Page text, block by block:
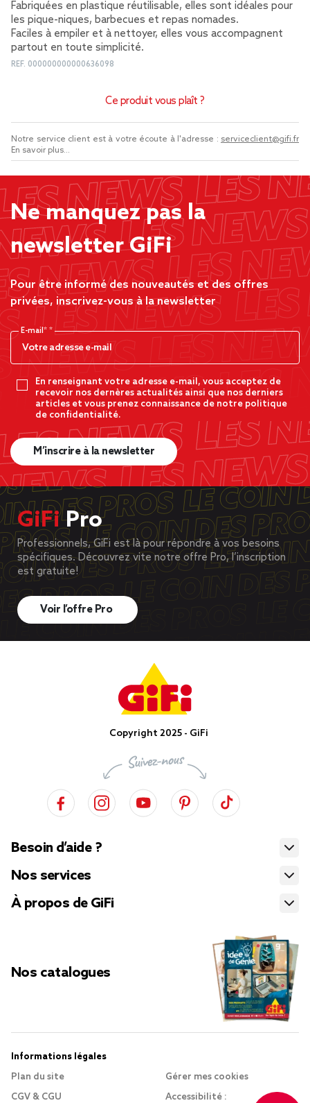
Fabriquées en plastique réutilisable, elles sont idéales pour
les pique-niques, barbecues et repas nomades.
Faciles à empiler et à nettoyer, elles vous accompagnent
partout en toute simplicité.
REF. 000000000000636098
Ce produit vous plaît ?
Notre service client est à votre écoute à l'adresse : serviceclient@gifi.fr
En savoir plus...
Ne manquez pas la
newsletter GiFi
Pour être informé des nouveautés et des offres
privées, inscrivez-vous à la newsletter
E-mail*
En renseignant votre adresse e-mail, vous acceptez de
recevoir nos dernères actualités ainsi que nos derniers
articles et vous prenez connaissance de notre politique
de confidentialité.
M’inscrire à la newsletter
GiFiPro
Professionnels, GiFi est là pour répondre à vos besoins
spécifiques. Découvrez vite notre offre Pro, l’inscription
est gratuite!
Voir l’offre Pro
Copyright 2025 - GiFi
Besoin d’aide ?
Nos services
À propos de GiFi
Nos catalogues
Informations légales
Plan du site
CGV & CGU
Gérer mes cookies
Accessibilité :